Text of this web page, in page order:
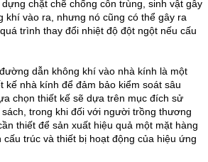
chặt chẽ chống côn trùng, sinh vật gây
khí vào ra, nhưng nó cũng có thể gây ra
trình thay đổi nhiệt độ đột ngột nếu cấu
dẫn không khí vào nhà kính là một
kế nhà kính để đảm bảo kiểm soát sâu
chọn thiết kế sẽ dựa trên mục đích sử
trong khi đối với người trồng thương
thiết để sản xuất hiệu quả một mặt hàng
cấu trúc và thiết bị hoạt động của hiệu ứng